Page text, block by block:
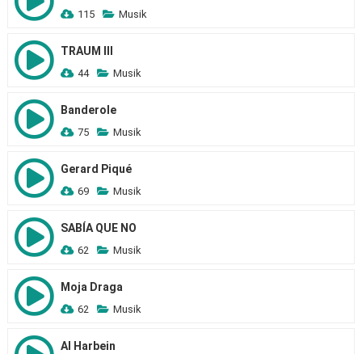
115 Musik
TRAUM III
44 Musik
Banderole
75 Musik
Gerard Piqué
69 Musik
SABÍA QUE NO
62 Musik
Moja Draga
62 Musik
Al Harbein